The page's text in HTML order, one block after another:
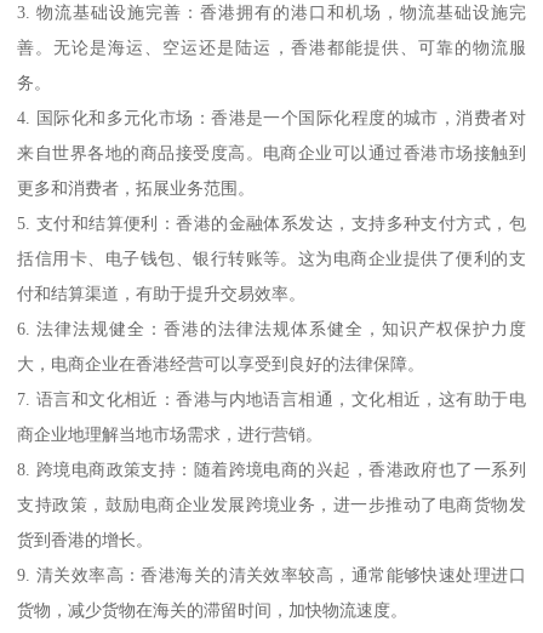
3. 物流基础设施完善：香港拥有的港口和机场，物流基础设施完
善。无论是海运、空运还是陆运，香港都能提供、可靠的物流服
务。
4. 国际化和多元化市场：香港是一个国际化程度的城市，消费者对
来自世界各地的商品接受度高。电商企业可以通过香港市场接触到
更多和消费者，拓展业务范围。
5. 支付和结算便利：香港的金融体系发达，支持多种支付方式，包
括信用卡、电子钱包、银行转账等。这为电商企业提供了便利的支
付和结算渠道，有助于提升交易效率。
6. 法律法规健全：香港的法律法规体系健全，知识产权保护力度
大，电商企业在香港经营可以享受到良好的法律保障。
7. 语言和文化相近：香港与内地语言相通，文化相近，这有助于电
商企业地理解当地市场需求，进行营销。
8. 跨境电商政策支持：随着跨境电商的兴起，香港政府也了一系列
支持政策，鼓励电商企业发展跨境业务，进一步推动了电商货物发
货到香港的增长。
9. 清关效率高：香港海关的清关效率较高，通常能够快速处理进口
货物，减少货物在海关的滞留时间，加快物流速度。